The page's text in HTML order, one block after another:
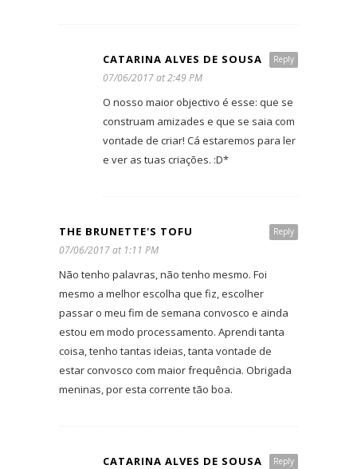
Reply
CATARINA ALVES DE SOUSA
07/06/2017 at 2:49 PM
O nosso maior objectivo é esse: que se
construam amizades e que se saia com
vontade de criar! Cá estaremos para ler
e ver as tuas criações. :D*
Reply
THE BRUNETTE'S TOFU
07/06/2017 at 1:11 PM
Não tenho palavras, não tenho mesmo. Foi
mesmo a melhor escolha que fiz, escolher
passar o meu fim de semana convosco e ainda
estou em modo processamento. Aprendi tanta
coisa, tenho tantas ideias, tanta vontade de
estar convosco com maior frequência. Obrigada
meninas, por esta corrente tão boa.
Reply
CATARINA ALVES DE SOUSA